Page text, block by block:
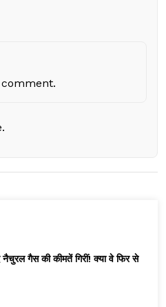
गैस की कीमतें गिरीं! क्या वे फिर से